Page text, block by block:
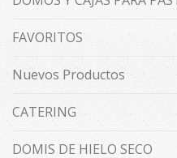
FAVORITOS
Nuevos Productos
CATERING
DOMIS DE HIELO SECO